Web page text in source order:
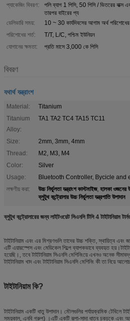
প্যাকেজিং বিবরণ:
পলি ব্যাগ 1 পিসি, 50 পিসি / ভিতরের
তারপর বাইরের প্য
ডেলিভারি সময়:
10 ~ 30 কার্যদিবসের আগাম অর্থ
পরিশোধের শর্ত:
T/T, L/C, পশ্চিম ইউনিয়ন
যোগানের ক্ষমতা:
প্রতি মাসে 3,000 কে পিসি
বিবরণ
যথার্থ যন্ত্রাংশ
Material:
Titanium
Titanium
Alloy:
TA1 TA2 TC4 TA15 TC11
Size:
2mm, 3mm, 4mm
Thread:
M2, M3, M4
Color:
Silver
Usage:
Bluetooth Controller, Bycicle and
লক্ষণীয় করা:
উচ্চ নির্ভুলতা যন্ত্রাংশ কাস্টমাইজ, হালকা ওজনের
ব্লুটুথ কন্ট্রোলার উচ্চ নির্ভুলতা যন্ত্রপাতি উপাদান
ব্লুটুথ কন্ট্রোলারের জন্য লাইটওয়েট সিএনসি টিসি 4 টাইটানিয়াম
টাইটানিয়াম এবং এর মিশ্রণগুলি তাদের উচ্চ শক্তি, স্থায়িত্ব এবং
এটি এয়ারস্পেস এবং মেডিকেল শিল্পে ব্যাপকভাবে ব্যবহৃত
হয়েছি।, তবে টাইটানিয়াম সিএনসি মেশিনিংয়ে এখনও অনেক
টাইটানিয়াম খাদ এবং টাইটানিয়াম সিএনসি মেশিনিং কী তা নিয়ে
টাইটানিয়াম কি?
টাইটানিয়াম একটি ধাতু উপাদান। মৌলগুলির পর্যায়ক্রমিক টেবিলে
সময়কাল, এনবি গ্রুপ) ।এটি একটি রূপা-সাদা ধাতব চকচকে এবং